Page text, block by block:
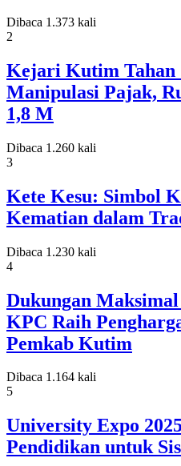
Dibaca 1.373 kali
2
Kejari Kutim Tahan
Manipulasi Pajak,
1,8 M
Dibaca 1.260 kali
3
Kete Kesu: Simbol
Kematian dalam
Dibaca 1.230 kali
4
Dukungan Maksimal
KPC Raih
Pemkab Kutim
Dibaca 1.164 kali
5
University Expo
Pendidikan untuk